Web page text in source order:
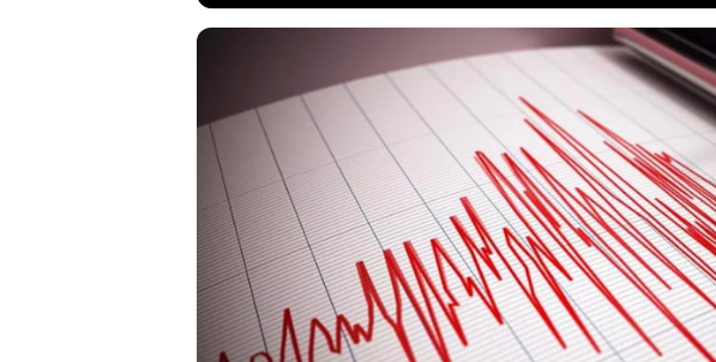
AFAD'ın